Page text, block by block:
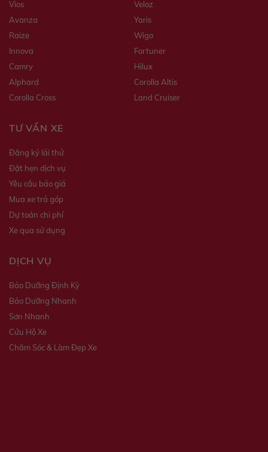
Vios
Veloz
Avanza
Yaris
Raize
Wigo
Innova
Fortuner
Camry
Hilux
Alphard
Corolla Altis
Corolla Cross
Land Cruiser
TƯ VẤN XE
Đăng ký lái thử
Đặt hẹn dịch vụ
Yêu cầu báo giá
Mua xe trả góp
Dự toán chi phí
Xe qua sử dụng
DỊCH VỤ
Bảo Dưỡng Định Kỳ
Bảo Dưỡng Nhanh
Sơn Nhanh
Cứu Hộ Xe
Chăm Sóc & Làm Đẹp Xe